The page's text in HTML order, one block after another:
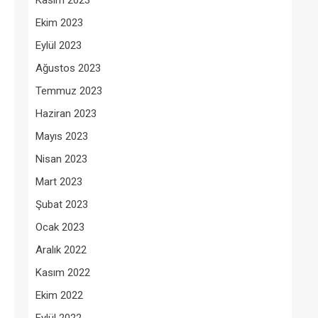
Ekim 2023
Eylül 2023
Ağustos 2023
Temmuz 2023
Haziran 2023
Mayıs 2023
Nisan 2023
Mart 2023
Şubat 2023
Ocak 2023
Aralık 2022
Kasım 2022
Ekim 2022